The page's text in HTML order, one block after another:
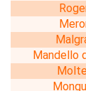
Mandello